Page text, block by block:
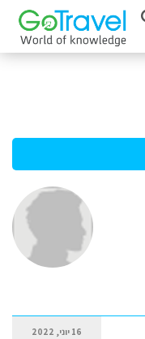
16 יוני, 2022